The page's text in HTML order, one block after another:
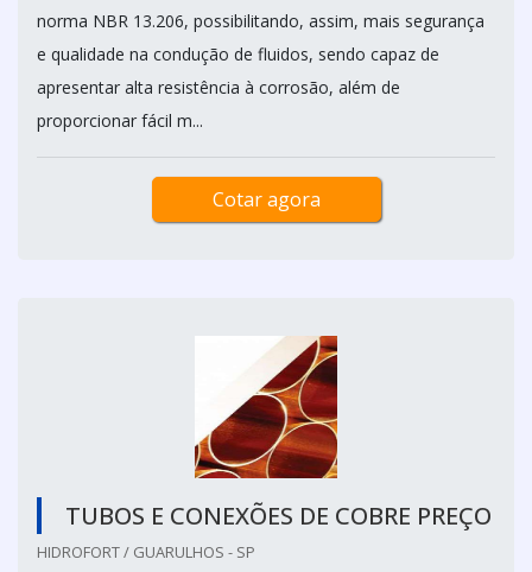
norma NBR 13.206, possibilitando, assim, mais segurança
e qualidade na condução de fluidos, sendo capaz de
apresentar alta resistência à corrosão, além de
proporcionar fácil m...
Cotar agora
TUBOS E CONEXÕES DE COBRE PREÇO
HIDROFORT / GUARULHOS - SP